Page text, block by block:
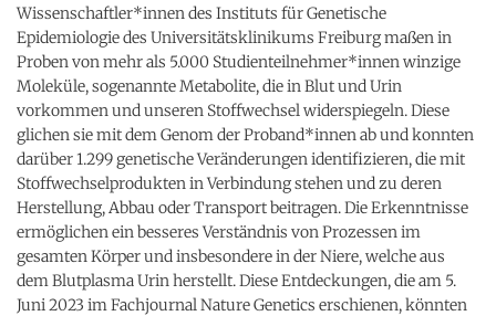
Wissenschaftler*innen des Instituts für Genetische
Epidemiologie des Universitätsklinikums Freiburg maßen in
Proben von mehr als 5.000 Studienteilnehmer*innen winzige
Moleküle, sogenannte Metabolite, die in Blut und Urin
vorkommen und unseren Stoffwechsel widerspiegeln. Diese
glichen sie mit dem Genom der Proband*innen ab und konnten
darüber 1.299 genetische Veränderungen identifizieren, die mit
Stoffwechselprodukten in Verbindung stehen und zu deren
Herstellung, Abbau oder Transport beitragen. Die Erkenntnisse
ermöglichen ein besseres Verständnis von Prozessen im
gesamten Körper und insbesondere in der Niere, welche aus
dem Blutplasma Urin herstellt. Diese Entdeckungen, die am 5.
Juni 2023 im Fachjournal Nature Genetics erschienen, könnten